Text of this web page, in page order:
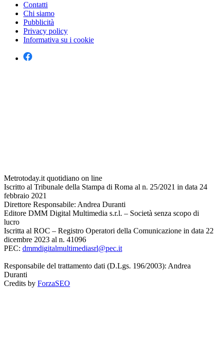
Contatti
Chi siamo
Pubblicità
Privacy policy
Informativa su i cookie
Metrotoday.it quotidiano on line
Iscritto al Tribunale della Stampa di Roma al n. 25/2021 in data 24
febbraio 2021
Direttore Responsabile: Andrea Duranti
Editore DMM Digital Multimedia s.r.l. – Società senza scopo di
lucro
Iscritta al ROC – Registro Operatori della Comunicazione in data 22
dicembre 2023 al n. 41096
PEC: dmmdigitalmultimediasrl@pec.it
Responsabile del trattamento dati (D.Lgs. 196/2003): Andrea
Duranti
Credits by ForzaSEO